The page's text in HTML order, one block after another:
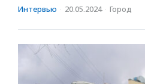
Интервью · 20.05.2024 · Город